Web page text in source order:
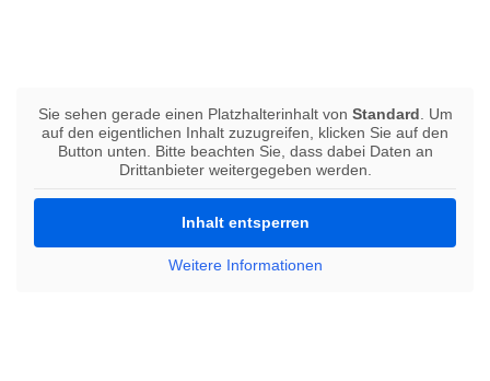
Sie sehen gerade einen Platzhalterinhalt von Standard . Um
auf den eigentlichen Inhalt zuzugreifen, klicken Sie auf den
Button unten. Bitte beachten Sie, dass dabei Daten an
Drittanbieter weitergegeben werden.
Inhalt entsperren
Weitere Informationen